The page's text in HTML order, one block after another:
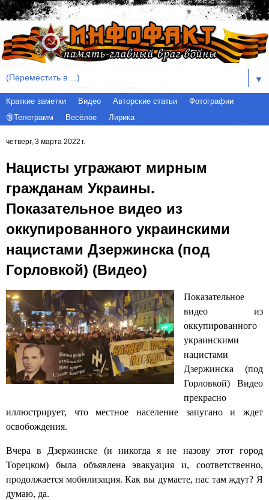
▼
Краткие заметки Видео Авторские статьи
Фотографии
🔞Телеграмм
Весёлое Лирика
четверг, 3 марта 2022 г.
Нацисты угражают мирным
гражданам Украины.
Показательное видео из
оккупированного украинскими
нацистами Дзержинска (под
Горловкой) (Видео)
Показательное
видео из
оккупированного
украинскими
нацистами
Дзержинска (под
Горловкой) Видео
прекрасно
иллюстрирует, что местное население запугано и ждет
освобождения.
Вчера в Дзержинске (и никогда я не назову этот город
Торецком) была объявлена эвакуация и, соответственно,
продолжается мобилизация. Как вы думаете, нас там ждут? Я
думаю, да.